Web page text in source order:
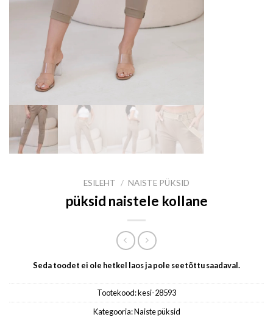
ESILEHT / NAISTE PÜKSID
püksid naistele kollane
Seda toodet ei ole hetkel laos ja pole seetõttu saadaval.
Tootekood:kesi-28593
Kategooria:Naiste püksid